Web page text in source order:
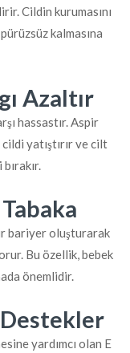
Cildin kurumasını
kalmasına
Azaltır
hassastır. Aspir
yatıştırır ve cilt
bariyer oluşturarak
Bu özellik, bebek
önemlidir.
yardımcı olan E